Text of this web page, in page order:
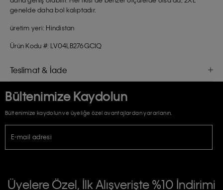
genelde daha bol kalıptadır.
üretim yeri: Hindistan
Ürün Kodu #: LV04LB276GCIQ
Teslimat & İade
Bültenimize Kaydolun
Bültenimize kaydolun ve üyeliğe özel avantajlardan yararlanın.
E-mail adresi
E-Bülten
İŞLENMESİ HAKKINDA AÇIK RIZA VE ONAY METNİ
Üyelere Özel, İlk Alışverişte %10 İndirimi